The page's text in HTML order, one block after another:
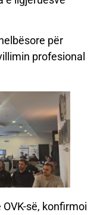
për
profesional
së, konfirmoi